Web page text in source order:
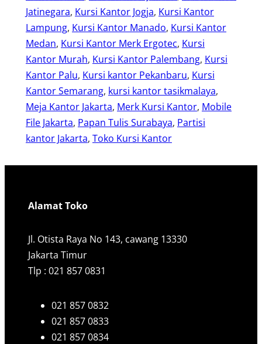
Jatinegara, Kursi Kantor Jogja, Kursi Kantor
Lampung, Kursi Kantor Manado, Kursi Kantor
Medan, Kursi Kantor Merk Ergotec, Kursi
Kantor Murah, Kursi Kantor Palembang, Kursi
Kantor Palu, Kursi kantor Pekanbaru, Kursi
Kantor Semarang, kursi kantor tasikmalaya
Meja Kantor Jakarta, Merk Kursi Kantor, Mobile
File Jakarta, Papan Tulis Surabaya, Partisi
kantor Jakarta, Toko Kursi Kantor
Alamat Toko
Jl. Otista Raya No 143, cawang 13330
Jakarta Timur
Tlp : 021 857 0831
021 857 0832
021 857 0833
021 857 0834